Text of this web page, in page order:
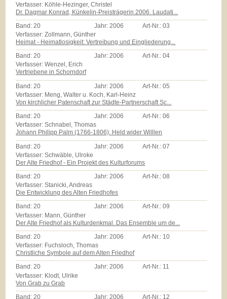
Verfasser: Köhle-Hezinger, Christel
Dr. Dagmar Konrad, Künkelin-Preisträgerin 2006. Laudati...
Band:20 Jahr:2006 Art-Nr.:03
Verfasser: Zollmann, Günther
Heimat - Heimatlosigkeit: Vertreibung und Eingliederung...
Band:20 Jahr:2006 Art-Nr.:04
Verfasser: Wenzel, Erich
Vertriebene in Schorndorf
Band: 20 Jahr: 2006 Art-Nr.:05
Verfasser: Meng, Walter u. Koch, Karl-Heinz
Von kirchlicher Patenschaft zur Städte-Partnerschaft Sc...
Band:20 Jahr:2006 Art-Nr.:06
Verfasser: Schnabel, Thomas
Johann Philipp Palm (1766-1806). Held wider Willlen
Band: 20 Jahr: 2006 Art-Nr.:07
Verfasser: Schwäble, Ulroke
Der Alte Friedhof - Ein Projekt des Kulturforums
Band:20 Jahr:2006 Art-Nr.:08
Verfasser: Stanicki, Andreas
Die Entwicklung des Alten Friedhofes
Band:20 Jahr:2006 Art-Nr.:09
Verfasser: Mann, Günther
Der Alte Friedhof als Kulturdenkmal. Das Ensemble um de...
Band:20 Jahr:2006 Art-Nr.: 10
Verfasser: Fuchsloch, Thomas
Christliche Symbole auf dem Alten Friedhof
Band:20 Jahr:2006 Art-Nr.: 11
Verfasser: Klodt, Ulrike
Von Grab zu Grab
Band: 20 Jahr: 2006 Art-Nr.: 12